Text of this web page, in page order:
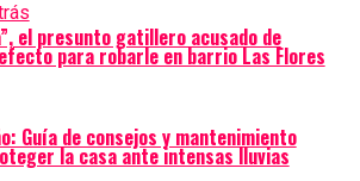
el presunto gatillero acusado de
para robarle en barrio Las Flores
Guía de consejos y mantenimiento
la casa ante intensas lluvias